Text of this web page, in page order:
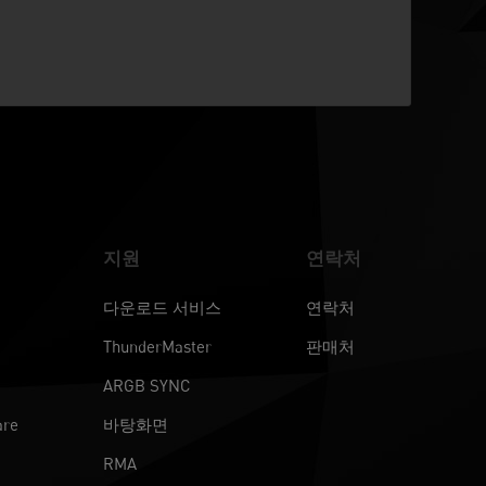
지원
다운로드 서비스
ThunderMaster
ARGB SYNC
바탕화면
RMA
연락처
연락처
판매처